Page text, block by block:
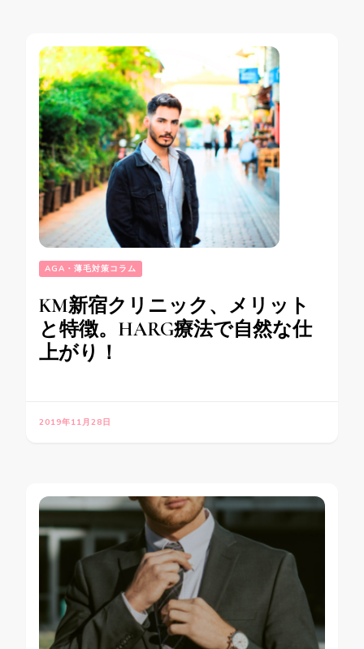
AGA・薄毛対策コラム
KM新宿クリニック、メリット
と特徴。HARG療法で自然な仕
上がり！
2019年11月28日